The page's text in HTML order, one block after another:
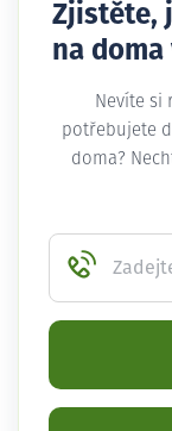
Zjistěte,
na
Nevíte si
potřebujete
doma?